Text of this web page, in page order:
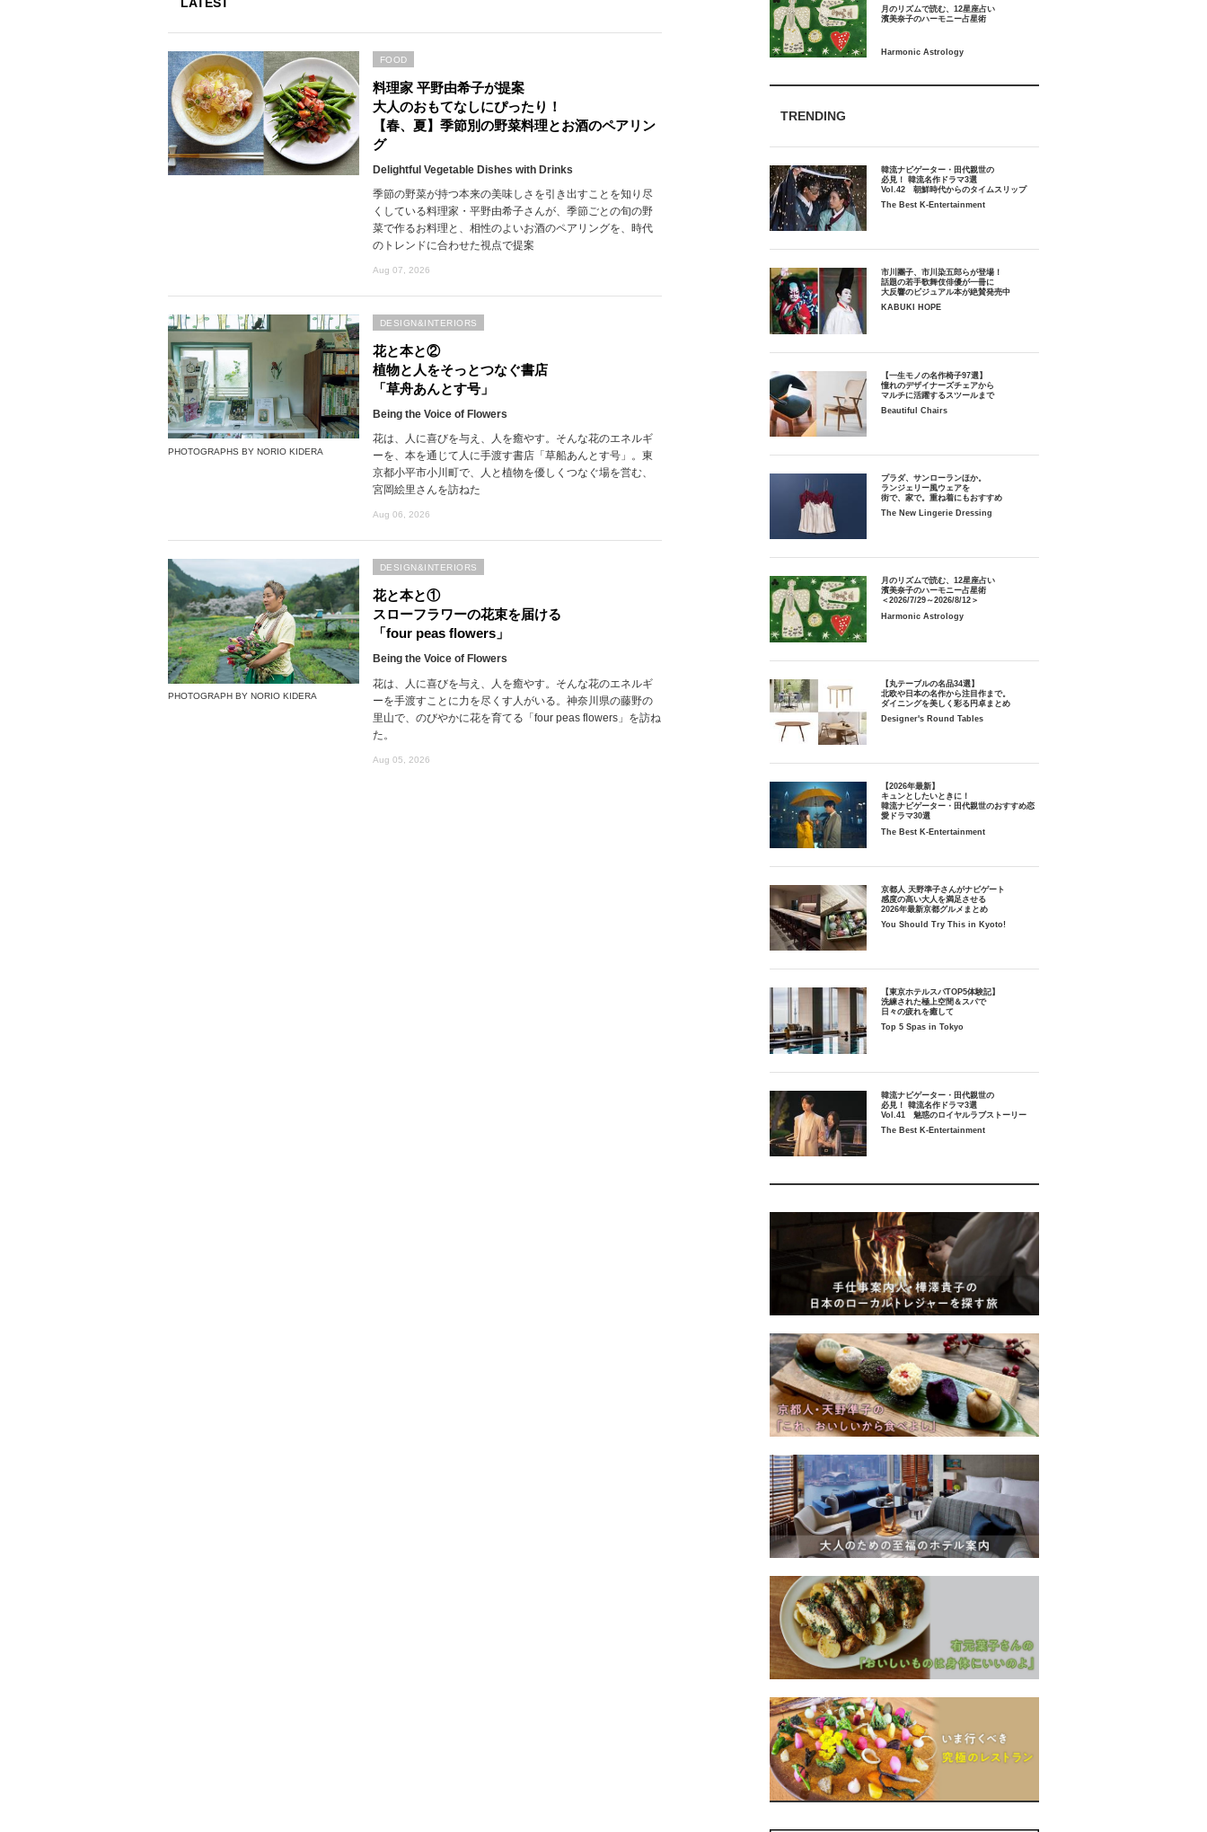
LATEST
料理家 平野由希子が提案
大人のおもてなしにぴったり！
【春、夏】季節別の野菜料理とお酒のペアリン
グ
Delightful Vegetable Dishes with Drinks
季節の野菜が持つ本来の美味しさを引き出すことを知り尽
くしている料理家・平野由希子さんが、季節ごとの旬の野
菜で作るお料理と、相性のよいお酒のペアリングを、時代
のトレンドに合わせた視点で提案
Aug 07, 2026
FOOD
PHOTOGRAPHS BY NORIO KIDERA
花と本と②
植物と人をそっとつなぐ書店
「草舟あんとす号」
Being the Voice of Flowers
花は、人に喜びを与え、人を癒やす。そんな花のエネルギ
ーを、本を通じて人に手渡す書店「草船あんとす号」。東
京都小平市小川町で、人と植物を優しくつなぐ場を営む、
宮岡絵里さんを訪ねた
Aug 06, 2026
DESIGN&INTERIORS
PHOTOGRAPH BY NORIO KIDERA
花と本と①
スローフラワーの花束を届ける
「four peas flowers」
Being the Voice of Flowers
花は、人に喜びを与え、人を癒やす。そんな花のエネルギ
ーを手渡すことに力を尽くす人がいる。神奈川県の藤野の
里山で、のびやかに花を育てる「four peas flowers」を訪ね
た。
Aug 05, 2026
DESIGN&INTERIORS
月のリズムで読む、12星座占い
TRENDING
韓流ナビゲーター・田代親世の
必見！ 韓流名作ドラマ3選
Vol.42 朝鮮時代からのタイムスリップ
The Best K-Entertainment
市川團子、市川染五郎らが登場！
話題の若手歌舞伎俳優が一冊に
大反響のビジュアル本が絶賛発売中
KABUKI HOPE
【一生モノの名作椅子97選】
憧れのデザイナーズチェアから
マルチに活躍するスツールまで
Beautiful Chairs
プラダ、サンローランほか。
ランジェリー風ウェアを
街で、家で。重ね着にもおすすめ
The New Lingerie Dressing
月のリズムで読む、12星座占い
濱美奈子のハーモニー占星術
＜2026/7/29～2026/8/12＞
Harmonic Astrology
【丸テーブルの名品34選】
北欧や日本の名作から注目作まで。
ダイニングを美しく彩る円卓まとめ
Designer's Round Tables
【2026年最新】
キュンとしたいときに！
韓流ナビゲーター・田代親世のおすすめ恋
愛ドラマ30選
The Best K-Entertainment
京都人 天野準子さんがナビゲート
感度の高い大人を満足させる
2026年最新京都グルメまとめ
You Should Try This in Kyoto!
【東京ホテルスパTOP5体験記】
洗練された極上空間＆スパで
日々の疲れを癒して
Top 5 Spas in Tokyo
韓流ナビゲーター・田代親世の
必見！ 韓流名作ドラマ3選
Vol.41 魅惑のロイヤルラブストーリー
The Best K-Entertainment